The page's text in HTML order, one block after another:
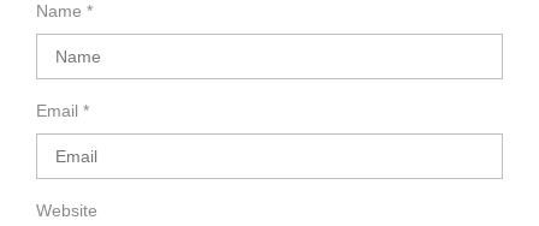
Name *
Email *
Website